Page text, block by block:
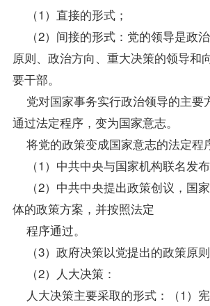
（1）直接的形式；
（2）间接的形式：党的领导是政
原则、政治方向、重大决策的领导和
要干部。
党对国家事务实行政治领导的主要
通过法定程序，变为国家意志。
将党的政策变成国家意志的法定程
（1）中共中央与国家机构联名发布
（2）中共中央提出政策创议，国
体的政策方案，并按照法定
程序通过。
（3）政府决策以党提出的政策原则
（2）人大决策：
人大决策主要采取的形式：（1）宪